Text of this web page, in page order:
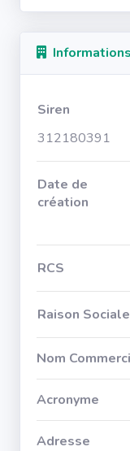
Siren
312180391
Date de
création
RCS
Raison Sociale
Nom
Acronyme
Adresse